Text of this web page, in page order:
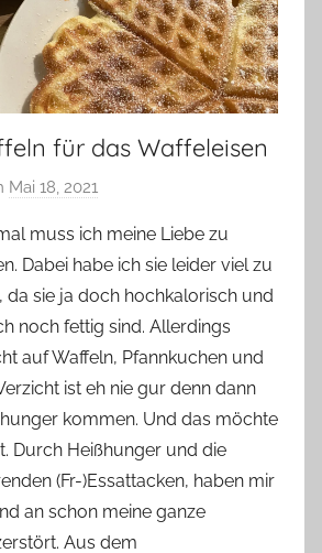
für das Waffeleisen
Mai 18, 2021
n
Y
v
o
n
n
e
muss ich meine Liebe zu
Dabei habe ich sie leider viel zu
da sie ja doch hochkalorisch und
noch fettig sind. Allerdings
auf Waffeln, Pfannkuchen und
ist eh nie gur denn dann
kommen. Und das möchte
Durch Heißhunger und die
(Fr-)Essattacken, haben mir
an schon meine ganze
Aus dem